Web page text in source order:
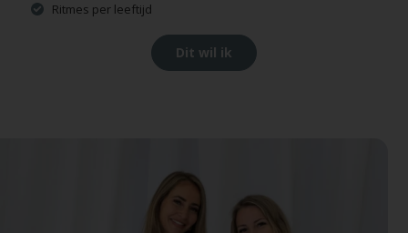
Ritmes per leeftijd
Dit wil ik